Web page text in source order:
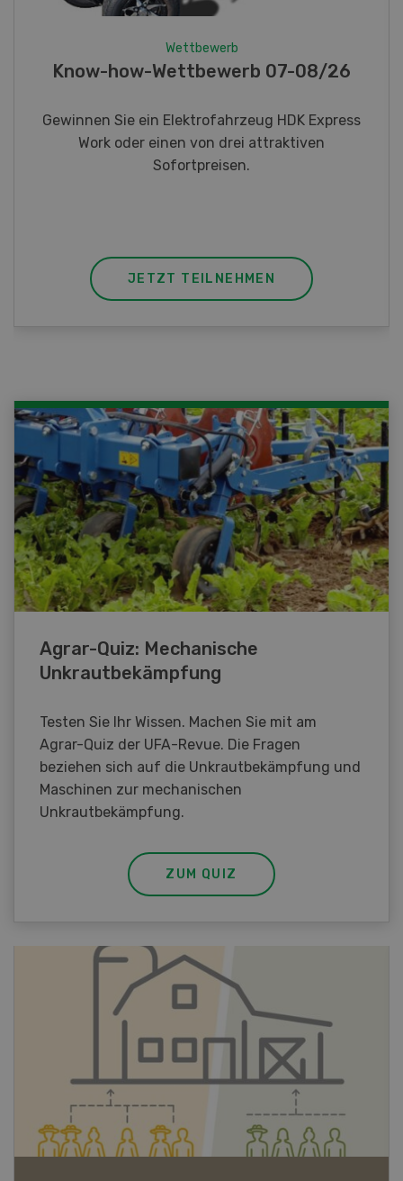
Fotorätsel 07-08/26
Gewinnen Sie eines von fünf LANDI
Taschenmessern
JETZT TEILNEHMEN
Agrar-Quiz: Mechanische
Unkrautbekämpfung
Testen Sie Ihr Wissen. Machen Sie mit am
Agrar-Quiz der UFA-Revue. Die Fragen
beziehen sich auf die Unkrautbekämpfung und
Maschinen zur mechanischen
Unkrautbekämpfung.
ZUM QUIZ